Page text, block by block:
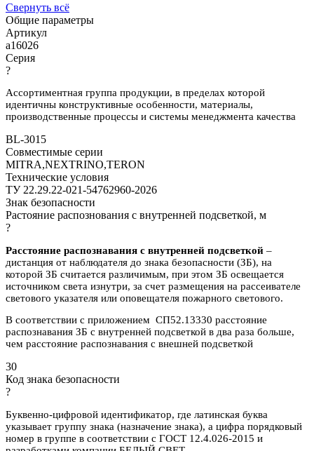
Свернуть всё
Общие параметры
Артикул
a16026
Серия
?
Ассортиментная группа продукции, в пределах которой
идентичны конструктивные особенности, материалы,
производственные процессы и системы менеджмента качества
BL-3015
Совместимые серии
MITRA,NEXTRINO,TERON
Технические условия
ТУ 22.29.22-021-54762960-2026
Знак безопасности
Растояние распознования с внутренней подсветкой, м
?
Расстояние распознавания с внутренней подсветкой –
дистанция от наблюдателя до знака безопасности (ЗБ), на
которой ЗБ считается различимым, при этом ЗБ освещается
источником света изнутри, за счет размещения на рассеивателе
светового указателя или оповещателя пожарного светового.
В соответствии с приложением СП52.13330 расстояние
распознавания ЗБ с внутренней подсветкой в два раза больше,
чем расстояние распознавания с внешней подсветкой
30
Код знака безопасности
?
Буквенно-цифровой идентификатор, где латинская буква
указывает группу знака (назначение знака), а цифра порядковый
номер в группе в соответствии с ГОСТ 12.4.026-2015 и